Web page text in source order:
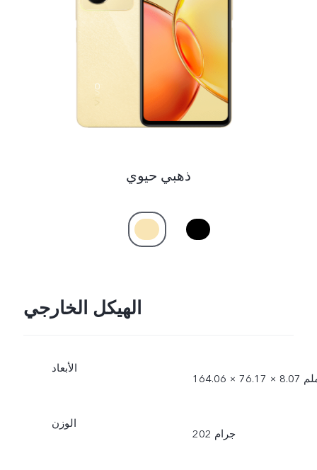
Egypt | حدد البلد/المنطقة
ذهبي حيوي
الهيكل الخارجي
الأبعاد
76.17 × 8.07 ملم
الوزن
202 جرام